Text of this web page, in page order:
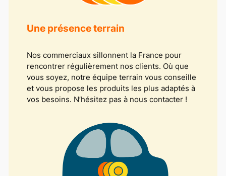
Une présence terrain
Nos commerciaux sillonnent la France pour
rencontrer régulièrement nos clients. Où que
vous soyez, notre équipe terrain vous conseille
et vous propose les produits les plus adaptés à
vos besoins. N’hésitez pas à nous contacter !